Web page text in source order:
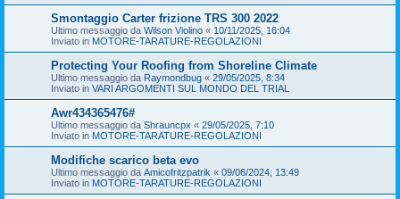
Smontaggio Carter frizione TRS 300 2022
Ultimo messaggio da Wilson Violino « 10/11/2025, 16:04
Inviato in MOTORE-TARATURE-REGOLAZIONI
Protecting Your Roofing from Shoreline Climate
Ultimo messaggio da Raymondbug « 29/05/2025, 8:34
Inviato in VARI ARGOMENTI SUL MONDO DEL TRIAL
Awr434365476#
Ultimo messaggio da Shrauncpx « 29/05/2025, 7:10
Inviato in MOTORE-TARATURE-REGOLAZIONI
Modifiche scarico beta evo
Ultimo messaggio da Amicofritzpatrik « 09/06/2024, 13:49
Inviato in MOTORE-TARATURE-REGOLAZIONI